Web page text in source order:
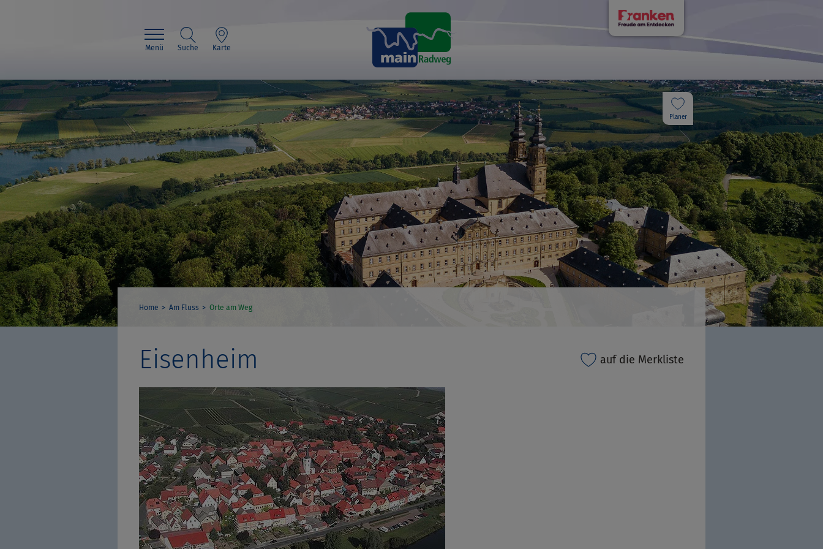
Menü Suche Karte
Planer
Home Am Fluss Orte am Weg
auf die Merkliste
Eisenheim